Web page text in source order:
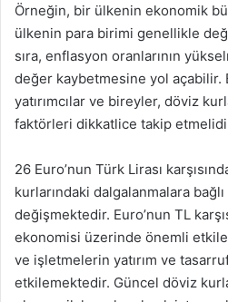
Örneğin, bir ülkenin ekonomik
ülkenin para birimi genellikle
sıra, enflasyon oranlarının
değer kaybetmesine yol açabilir.
yatırımcılar ve bireyler, döviz
faktörleri dikkatlice takip
26 Euro’nun Türk Lirası
kurlarındaki dalgalanmalara
değişmektedir. Euro’nun TL
ekonomisi üzerinde önemli
ve işletmelerin yatırım ve
etkilemektedir. Güncel döviz